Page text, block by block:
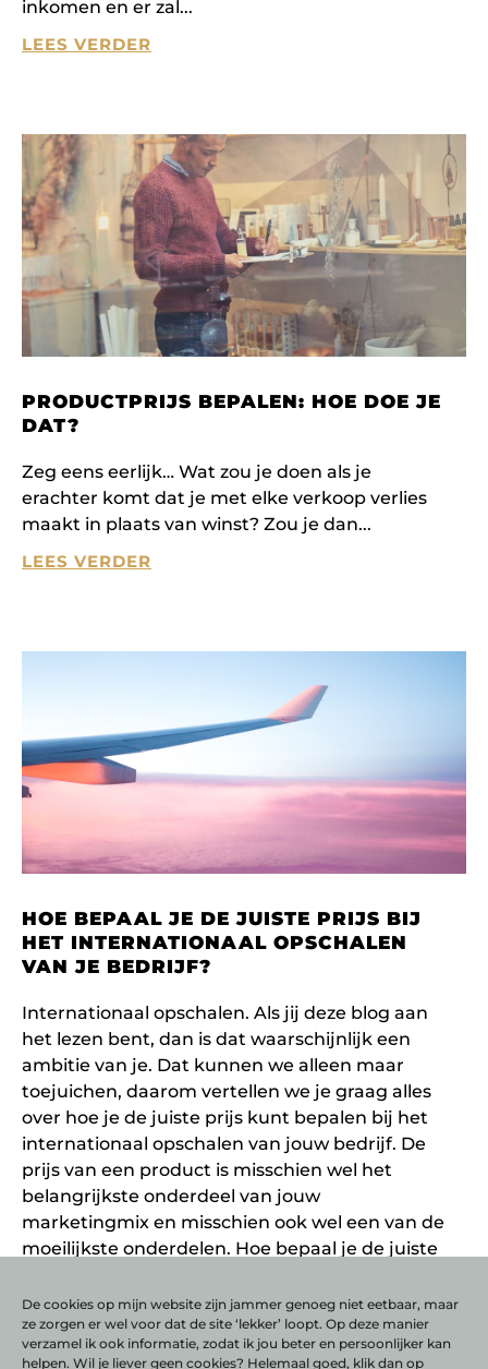
De cookies op mijn website zijn jammer genoeg niet eetbaar, maar
ze zorgen er wel voor dat de site ‘lekker’ loopt. Op deze manier
verzamel ik ook informatie, zodat ik jou beter en persoonlijker kan
helpen. Wil je liever geen cookies? Helemaal goed, klik dan op
inkomen en er zal
LEES VERDER
PRODUCTPRIJS BEPALEN: HOE DOE JE
DAT?
Zeg eens eerlijk… Wat zou je doen als je
erachter komt dat je met elke verkoop verlies
maakt in plaats van winst? Zou je dan
LEES VERDER
HOE BEPAAL JE DE JUISTE PRIJS BIJ
HET INTERNATIONAAL OPSCHALEN
VAN JE BEDRIJF?
Internationaal opschalen. Als jij deze blog aan
het lezen bent, dan is dat waarschijnlijk een
ambitie van je. Dat kunnen we alleen maar
toejuichen, daarom vertellen we je graag alles
over hoe je de juiste prijs kunt bepalen bij het
internationaal opschalen van jouw bedrijf. De
prijs van een product is misschien wel het
belangrijkste onderdeel van jouw
marketingmix en misschien ook wel een van de
moeilijkste onderdelen. Hoe bepaal je de juiste
het moment dat je internationaal wil gaan
opschalen?
LEES VERDER